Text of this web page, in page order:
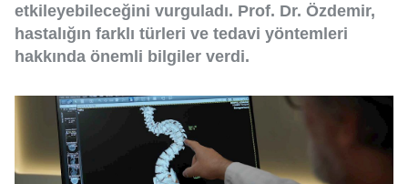
etkileyebileceğini vurguladı. Prof. Dr. Özdemir,
hastalığın farklı türleri ve tedavi yöntemleri
hakkında önemli bilgiler verdi.